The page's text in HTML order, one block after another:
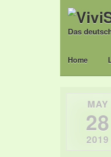
Das
Main menu
Skip
Home
MAY
28
2019